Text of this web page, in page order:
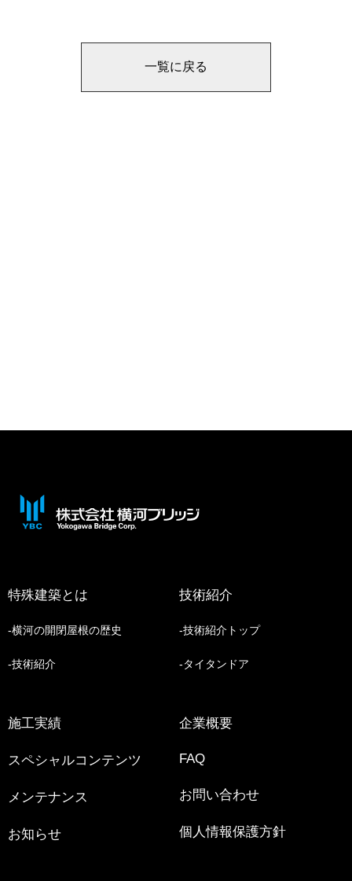
一覧に戻る
特殊建築とは
横河の開閉屋根の歴史
技術紹介
技術紹介
技術紹介トップ
タイタンドア
施工実績
スペシャルコンテンツ
メンテナンス
お知らせ
企業概要
FAQ
お問い合わせ
個人情報保護方針